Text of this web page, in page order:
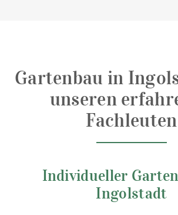
Gartenbau in
unseren
Fachleuten
Individueller
Ingolstadt